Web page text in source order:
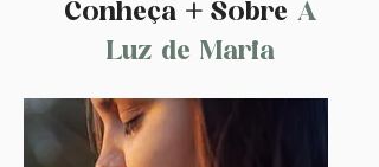
Conheça +Sobre A
Luz de Maria